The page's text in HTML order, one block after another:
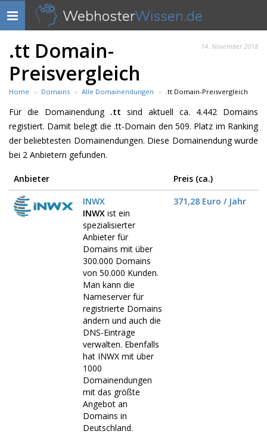
Navigation
anzeigen
WebhosterWissen.de
14. November 2018
.tt Domain-
Preisvergleich
Home Domains Alle Domainendungen .tt Domain-Preisvergleich
Für die Domainendung .tt sind aktuell ca. 4.442 Domains
registiert. Damit belegt die .tt-Domain den 509. Platz im Ranking
der beliebtesten Domainendungen. Diese Domainendung wurde
bei 2 Anbietern gefunden.
Anbieter
Preis (ca.)
INWX
INWX ist ein
spezialisierter
Anbieter für
Domains mit über
300.000 Domains
von 50.000 Kunden.
Man kann die
Nameserver für
registrierte Domains
ändern und auch die
DNS-Einträge
verwalten. Ebenfalls
hat INWX mit über
1000
Domainendungen
mit das größte
Angebot an
Domains in
Deutschland.
371,28 Euro / Jahr